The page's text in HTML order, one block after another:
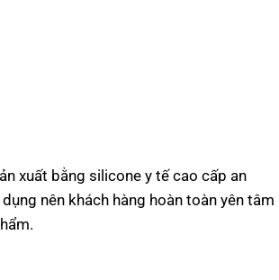
xuất bằng silicone y tế cao cấp an
nên khách hàng hoàn toàn yên tâm